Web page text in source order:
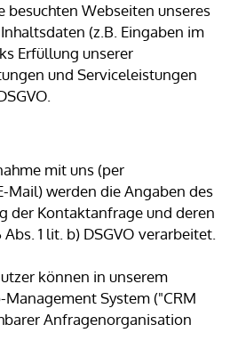
besuchten Webseiten unseres
(z.B. Eingaben im
Erfüllung unserer
und Serviceleistungen
mit uns (per
Mail) werden die Angaben des
der Kontaktanfrage und deren
1 lit. b) DSGVO verarbeitet.
können in unserem
System ("CRM
Anfragenorganisation